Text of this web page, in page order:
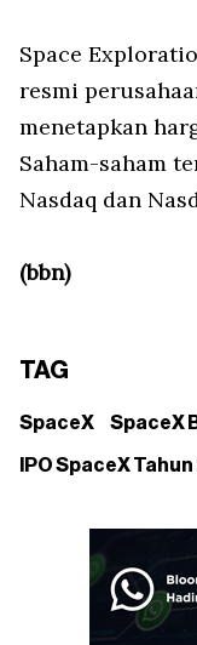
Space
resmi
menetapkan
Saham-saham
Nasdaq dan
(bbn)
TAG
SpaceX SpaceX
IPO SpaceX